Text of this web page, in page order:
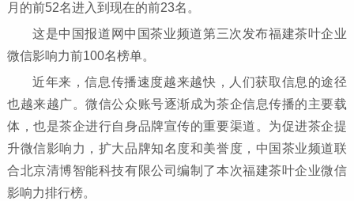
月的前52名进入到现在的前23名。
这是中国报道网中国茶业频道第三次发布福建茶叶企业
微信影响力前100名榜单。
近年来，信息传播速度越来越快，人们获取信息的途径
也越来越广。微信公众账号逐渐成为茶企信息传播的主要载
体，也是茶企进行自身品牌宣传的重要渠道。为促进茶企提
升微信影响力，扩大品牌知名度和美誉度，中国茶业频道联
合北京清博智能科技有限公司编制了本次福建茶叶企业微信
影响力排行榜。